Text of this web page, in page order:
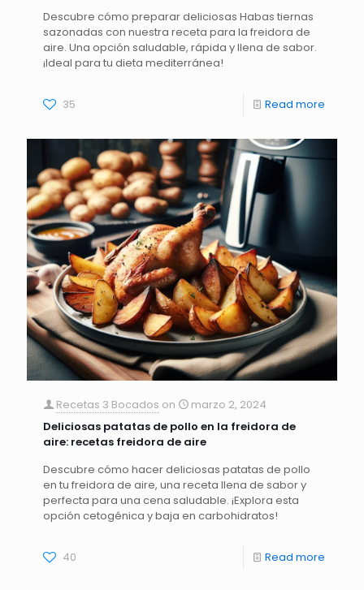
Descubre cómo preparar deliciosas Habas tiernas
sazonadas con nuestra receta para la freidora de
aire. Una opción saludable, rápida y llena de sabor.
¡Ideal para tu dieta mediterránea!
35 Read more
Recetas 3 Bocados on
marzo 2, 2024
Deliciosas patatas de pollo en la freidora de
aire: recetas freidora de aire
Descubre cómo hacer deliciosas patatas de pollo
en tu freidora de aire, una receta llena de sabor y
perfecta para una cena saludable. ¡Explora esta
opción cetogénica y baja en carbohidratos!
40 Read more